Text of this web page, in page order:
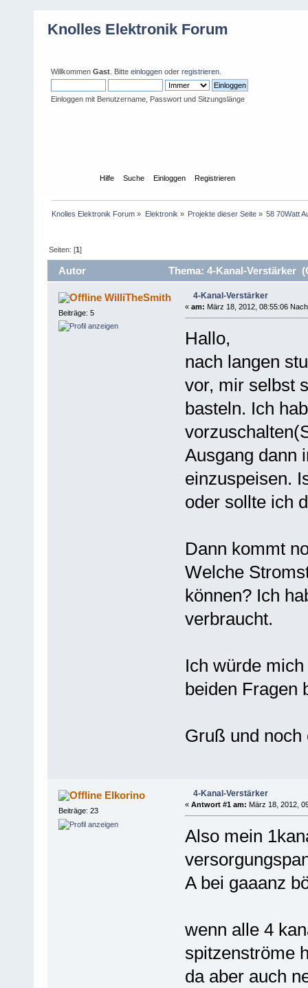
Knolles Elektronik Forum
Willkommen Gast . Bitte einloggen oder registrieren
Einloggen mit Benutzername, Passwort und Sitzungslänge
Hilfe Suche Einloggen Registrieren
Knolles Elektronik Forum » Elektronik » Projekte dieser Seite» 58 70Watt
Seiten: [1]
Autor Thema: 4-Kanal-Verstärker
WilliTheSmith
Beiträge: 5
4-Kanal-Verstärker
« am: März 18, 2012, 08:55:06
Hallo,
nach langen
vor, mir selbst
basteln. Ich
Ausgang dann
einzuspeisen.
oder sollte ich
Dann kommt
Welche
können? Ich
verbraucht.
Ich würde
beiden Fragen
Gruß und noch
Elkorino
Beiträge: 23
4-Kanal-Verstärker
« Antwort #1 am: März 18, 2012,
Also mein
A bei gaaanz
wenn alle 4
spitzenströme
da aber auch